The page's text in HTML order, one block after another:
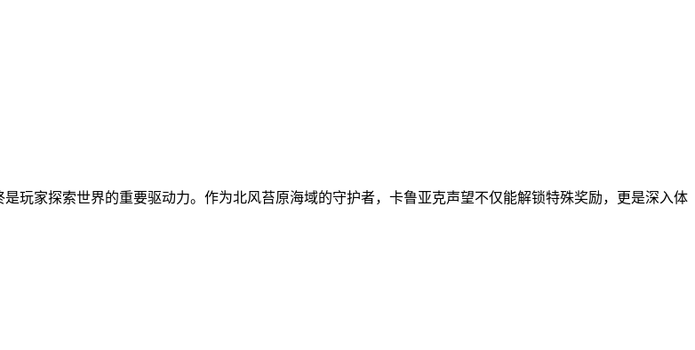
玩家探索世界的重要驱动力。作为北风苔原海域的守护者，卡鲁亚克声望不仅能解锁特殊奖励，更是深入体